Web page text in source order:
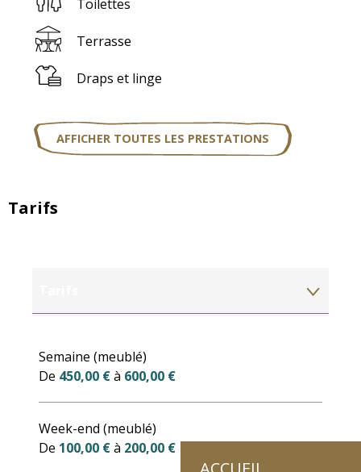
Toilettes
Terrasse
Draps et linge
AFFICHER TOUTES LES PRESTATIONS
Tarifs
Semaine (meublé)
De 450,00 €à 600,00 €
Week-end (meublé)
De 100,00 €à 200,00 €